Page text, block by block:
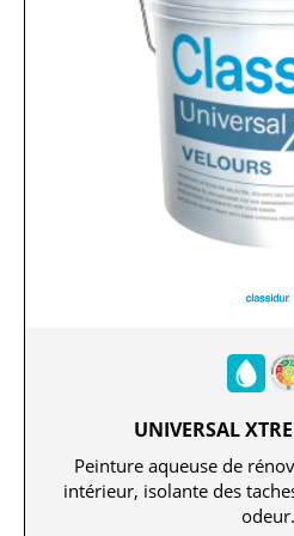
UNIVERSAL
Peinture aqueuse de
intérieur, isolante des
odeur.